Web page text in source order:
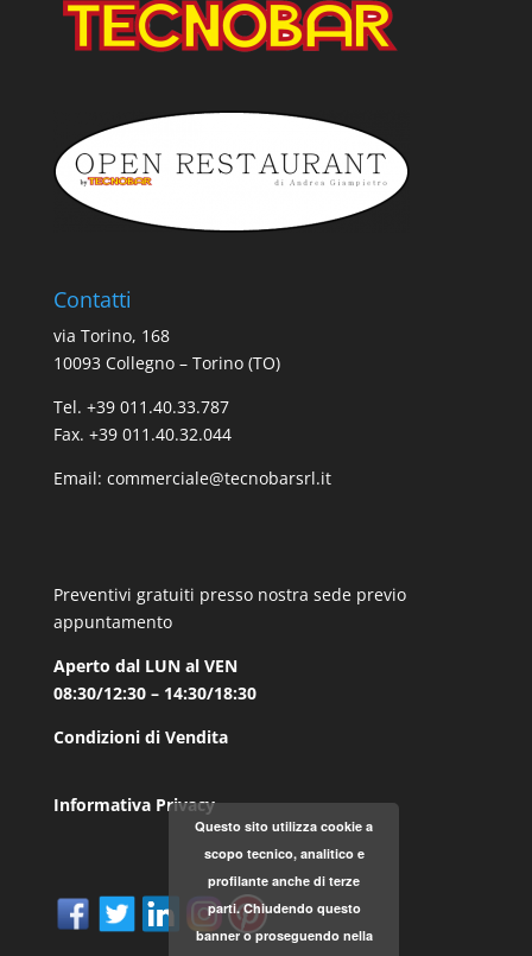
Contatti
via Torino, 168
10093 Collegno – Torino (TO)
Tel. +39 011.40.33.787
Fax. +39 011.40.32.044
Email: commerciale@tecnobarsrl.it
Preventivi gratuiti presso nostra sede previo
appuntamento
Aperto dal LUN al VEN
08:30/12:30 – 14:30/18:30
Condizioni di Vendita
Informativa Privacy
Questo sito utilizza cookie a
scopo tecnico, analitico e
profilante anche di terze
parti. Chiudendo questo
banner o proseguendo nella